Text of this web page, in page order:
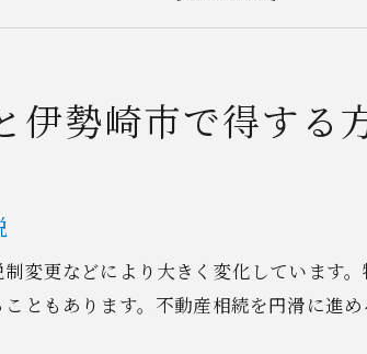
行政支援を活用した不動産相続の進
伊勢崎市での不動産有無を確認する手順
不動産相続で必要な有無確認の基本
不動産相続に役立つ行政窓口の使い
伊勢崎市で得する
変更などにより大きく変化しています
ともあります。不動産相続を円滑に進